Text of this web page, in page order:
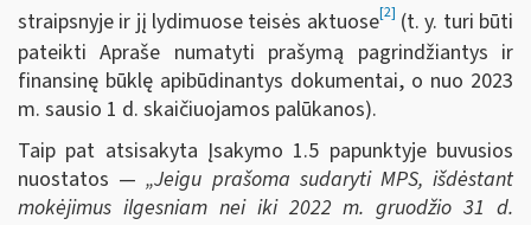
straipsnyje ir jį lydimuose teisės aktuose[2] (t. y. turi būti
pateikti Apraše numatyti prašymą pagrindžiantys ir
finansinę būklę apibūdinantys dokumentai, o nuo 2023
m. sausio 1 d. skaičiuojamos palūkanos).
Taip pat atsisakyta Įsakymo 1.5 papunktyje buvusios
nuostatos —„Jeigu prašoma sudaryti MPS, išdėstant
mokėjimus ilgesniam nei iki 2022 m. gruodžio 31 d.